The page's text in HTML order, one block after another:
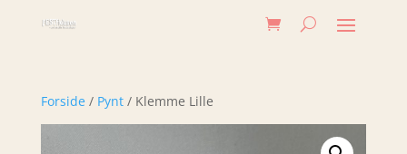
Forside/ Pynt/ Klemme Lille